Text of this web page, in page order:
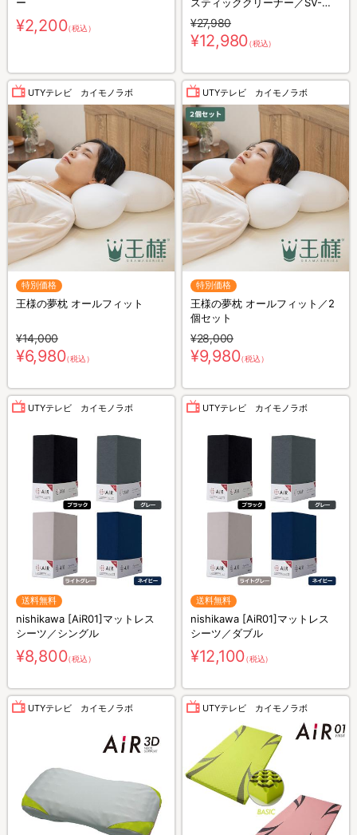
¥2,200（税込）
S281
¥27,980
¥12,980（税込）
UTYテレビ カイモノラボ
特別価格
王様の夢枕 オールフィット
¥14,000
¥6,980（税込）
UTYテレビ カイモノラボ
特別価格
王様の夢枕 オールフィット／2
個セット
¥28,000
¥9,980（税込）
UTYテレビ カイモノラボ
送料無料
nishikawa [AiR01]マットレス
シーツ／シングル
¥8,800（税込）
UTYテレビ カイモノラボ
送料無料
nishikawa [AiR01]マットレス
シーツ／ダブル
¥12,100（税込）
UTYテレビ カイモノラボ UTYテレビ カイモノラボ